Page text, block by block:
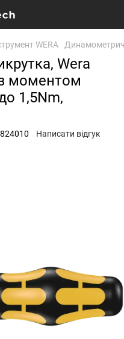
WERA
Wera
моментом
1,5Nm,
Написати відгук